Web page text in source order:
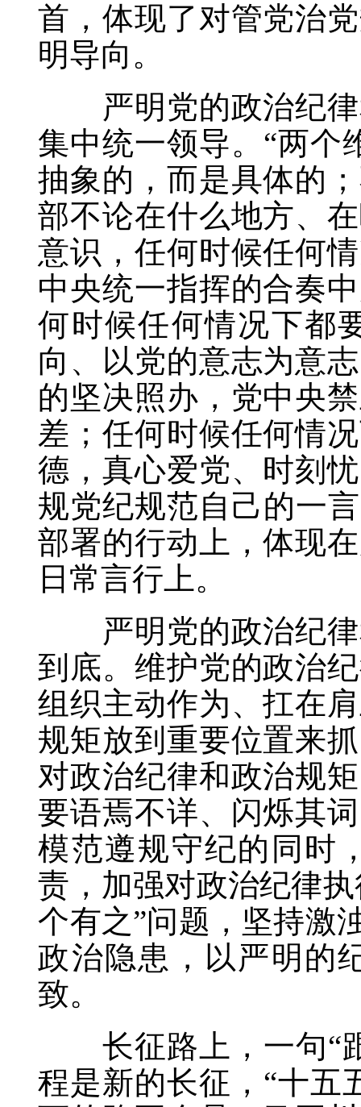
首，体现了对管党治
明导向。
严明党的政治纪律
集中统一领导。“两个
抽象的，而是具体的
部不论在什么地方、
意识，任何时候任何
中央统一指挥的合奏
何时候任何情况下都
向、以党的意志为意
的坚决照办，党中央
差；任何时候任何情
德，真心爱党、时刻
规党纪规范自己的一
部署的行动上，体现
日常言行上。
严明党的政治纪律
到底。维护党的政治
组织主动作为、扛在
规矩放到重要位置来
对政治纪律和政治规
要语焉不详、闪烁其
模范遵规守纪的同时
责，加强对政治纪律
个有之”问题，坚持激
政治隐患，以严明的
致。
长征路上，一句“跟
程是新的长征，“十五